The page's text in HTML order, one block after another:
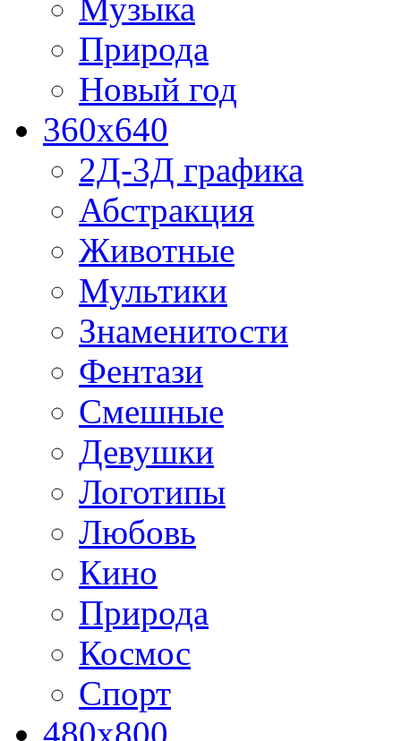
Музыка
Природа
Новый год
360x640
2Д-3Д графика
Абстракция
Животные
Мультики
Знаменитости
Фентази
Смешные
Девушки
Логотипы
Любовь
Кино
Природа
Космос
Спорт